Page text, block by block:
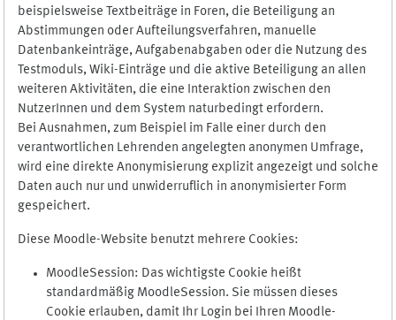
beispielsweise Textbeiträge in Foren, die Beteiligung an
Abstimmungen oder Aufteilungsverfahren, manuelle
Datenbankeinträge, Aufgabenabgaben oder die Nutzung des
Testmoduls, Wiki-Einträge und die aktive Beteiligung an allen
weiteren Aktivitäten, die eine Interaktion zwischen den
NutzerInnen und dem System naturbedingt erfordern.
Bei Ausnahmen, zum Beispiel im Falle einer durch den
verantwortlichen Lehrenden angelegten anonymen Umfrage,
wird eine direkte Anonymisierung explizit angezeigt und solche
Daten auch nur und unwiderruflich in anonymisierter Form
gespeichert.
Diese Moodle-Website benutzt mehrere Cookies:
MoodleSession: Das wichtigste Cookie heißt
standardmäßig MoodleSession. Sie müssen dieses
Cookie erlauben, damit Ihr Login bei Ihren Moodle-